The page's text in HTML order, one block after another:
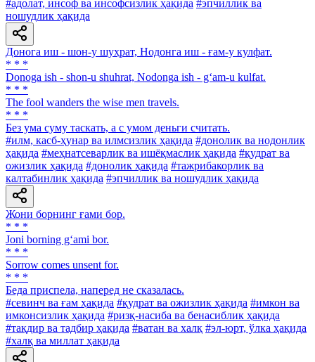
#адолат, инсоф ва инсофсизлик ҳақида #эпчиллик ва
ношудлик ҳақида
Донога иш - шон-у шуҳрат, Нодонга иш - ғам-у кулфат.
* * *
Donoga ish - shon-u shuhrat, Nodonga ish - g‘am-u kulfat.
* * *
The fool wanders the wise men travels.
* * *
Без ума суму таскать, а с умом деньги считать.
#илм, касб-ҳунар ва илмсизлик ҳақида #донолик ва нодонлик
ҳақида #меҳнатсеварлик ва ишёқмаслик ҳақида #қудрат ва
ожизлик ҳақида #донолик ҳақида #тажрибакорлик ва
калтабинлик ҳақида #эпчиллик ва ношудлик ҳақида
Жони борнинг ғами бор.
* * *
Joni borning g‘ami bor.
* * *
Sorrow comes unsent for.
* * *
Беда приспела, наперед не сказалась.
#севинч ва ғам ҳақида #қудрат ва ожизлик ҳақида #имкон ва
имконсизлик ҳақида #ризқ-насиба ва бенасиблик ҳақида
#тақдир ва тадбир ҳақида #ватан ва халқ #эл-юрт, ўлка ҳақида
#халқ ва миллат ҳақида